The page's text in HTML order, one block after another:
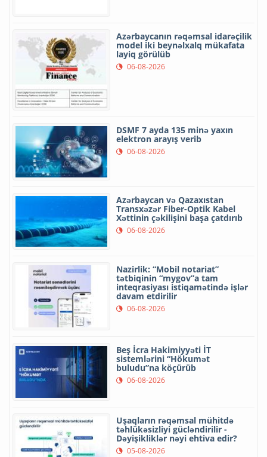
Azərbaycanın rəqəmsal idarəçilik
model iki beynəlxalq mükafata
layiq görülüb
06-08-2026
DSMF 7 ayda 135 minə yaxın
elektron arayış verib
06-08-2026
Azərbaycan və Qazaxıstan
Transxəzər Fiber-Optik Kabel
Xəttinin çəkilişini başa çatdırıb
06-08-2026
Nazirlik: “Mobil notariat”
tətbiqinin “mygov”a tam
inteqrasiyası istiqamətində işlər
davam etdirilir
06-08-2026
Beş İcra Hakimiyyəti İT
sistemlərini “Hökumət
buludu”na köçürüb
06-08-2026
Uşaqların rəqəmsal mühitdə
təhlükəsizliyi gücləndirilir -
Dəyişikliklər nəyi ehtiva edir?
05-08-2026